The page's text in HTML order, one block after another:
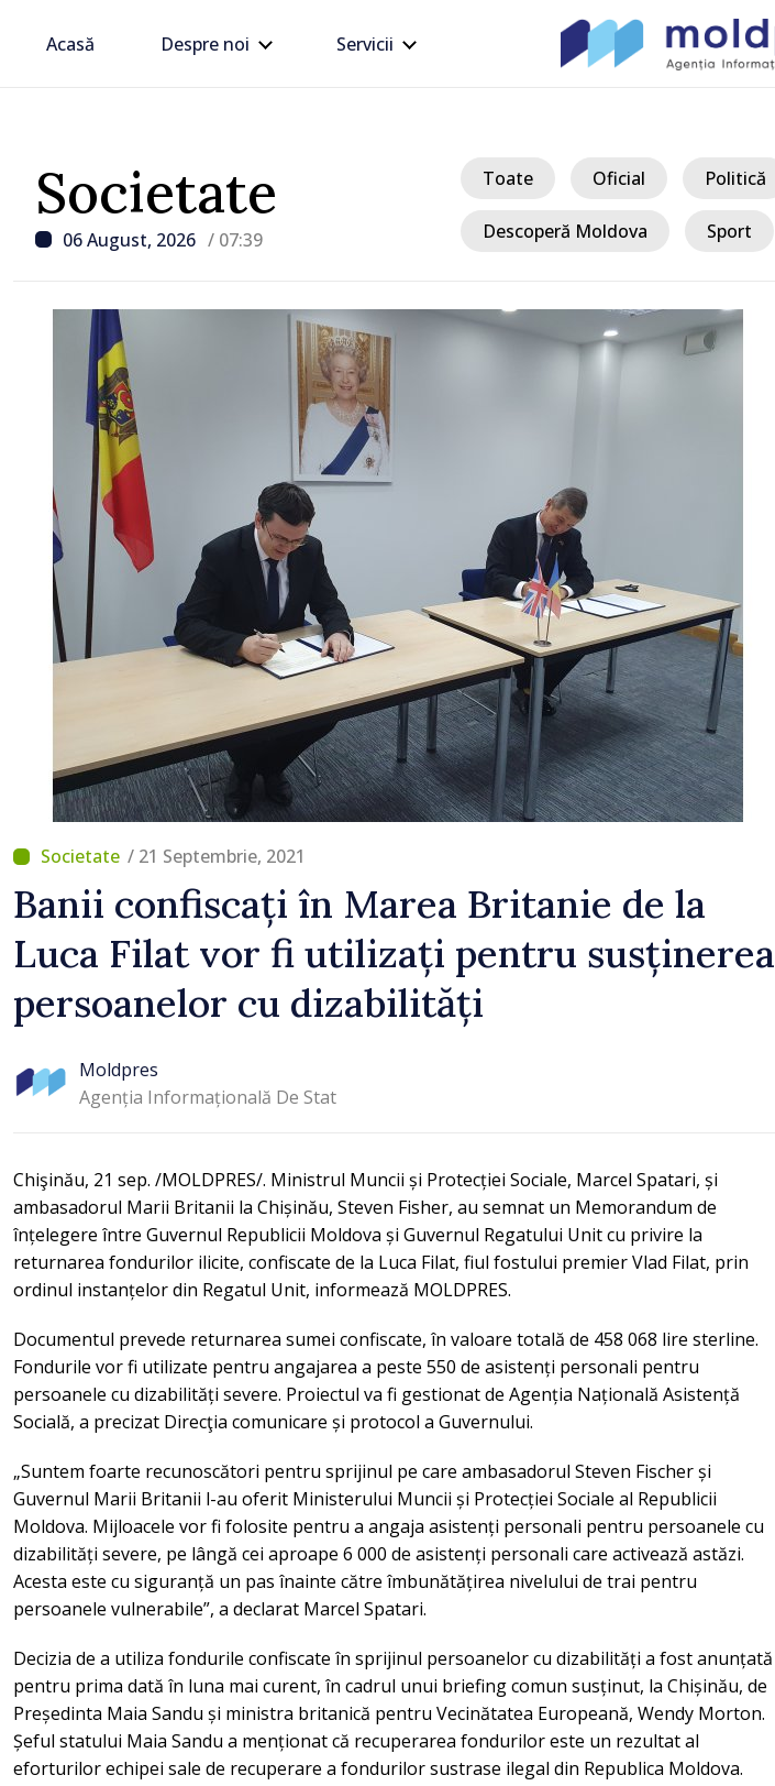
Acasă Despre noi Servicii
Societate
06 August, 2026 / 07:39
Toate Oficial Politică
Descoperă Moldova Sport
/ 21 Septembrie, 2021
Banii confiscați în Marea Britanie de la
Luca Filat vor fi utilizați pentru susținerea
persoanelor cu dizabilități
Moldpres
Agenția Informațională De Stat
Chişinău, 21 sep. /MOLDPRES/. Ministrul Muncii și Protecției Sociale, Marcel Spatari, și
ambasadorul Marii Britanii la Chișinău, Steven Fisher, au semnat un Memorandum de
înțelegere între Guvernul Republicii Moldova și Guvernul Regatului Unit cu privire la
returnarea fondurilor ilicite, confiscate de la Luca Filat, fiul fostului premier Vlad Filat, prin
ordinul instanțelor din Regatul Unit, informează MOLDPRES.
Documentul prevede returnarea sumei confiscate, în valoare totală de 458 068 lire sterline.
Fondurile vor fi utilizate pentru angajarea a peste 550 de asistenți personali pentru
persoanele cu dizabilități severe. Proiectul va fi gestionat de Agenția Națională Asistență
Socială, a precizat Direcţia comunicare și protocol a Guvernului.
„Suntem foarte recunoscători pentru sprijinul pe care ambasadorul Steven Fischer și
Guvernul Marii Britanii l-au oferit Ministerului Muncii și Protecției Sociale al Republicii
Moldova. Mijloacele vor fi folosite pentru a angaja asistenți personali pentru persoanele cu
dizabilități severe, pe lângă cei aproape 6 000 de asistenți personali care activează astăzi.
Acesta este cu siguranță un pas înainte către îmbunătățirea nivelului de trai pentru
persoanele vulnerabile”, a declarat Marcel Spatari.
Decizia de a utiliza fondurile confiscate în sprijinul persoanelor cu dizabilități a fost anunțată
pentru prima dată în luna mai curent, în cadrul unui briefing comun susținut, la Chișinău, de
Președinta Maia Sandu și ministra britanică pentru Vecinătatea Europeană, Wendy Morton.
Șeful statului Maia Sandu a menționat că recuperarea fondurilor este un rezultat al
eforturilor echipei sale de recuperare a fondurilor sustrase ilegal din Republica Moldova.
/ Acum 9 ore
Criza carburanților: Vasile Tofan
anunță că România va sprijini
Republica Moldova